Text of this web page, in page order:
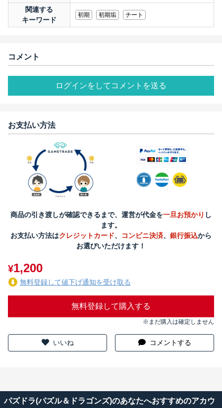
関連する
キーワード
初期 初期垢 チート
コメント
ログインをしてコメントを送る
お支払い方法
商品の引き渡しが確認できるまで、運営が代金を一旦お預かり し
ます。
お支払い方法はクレジットカード、 コンビニ決済、 銀行振込から
お選びいただけます！
¥1,200
無料登録して値下げ通知を受け取る
無料登録して購入する
※まだ購入は確定しません
いいね コメントする
パズドラ(パズル＆ドラゴンズ)のあなたへおすすめのアカウ